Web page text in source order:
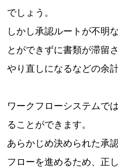
でしょう。
しかし承認ルートが不明
とができずに書類が滞留
やり直しになるなどの余
ワークフローシステムで
ることができます。
あらかじめ決められた承
フローを進めるため、正